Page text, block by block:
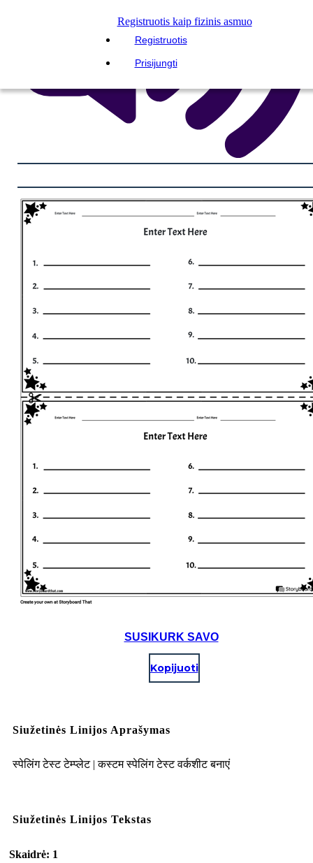
Registruotis kaip fizinis asmuo
Registruotis
Prisijungti
SUSIKURK SAVO
Kopijuoti
Siužetinės Linijos Aprašymas
स्पेलिंग टेस्ट टेम्प्लेट | कस्टम स्पेलिंग टेस्ट वर्कशीट बनाएं
Siužetinės Linijos Tekstas
Skaidrė: 1